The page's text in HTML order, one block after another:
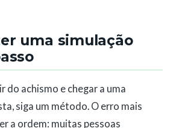
uma simulação
do achismo e chegar a uma
siga um método. O erro mais
a ordem: muitas pessoas